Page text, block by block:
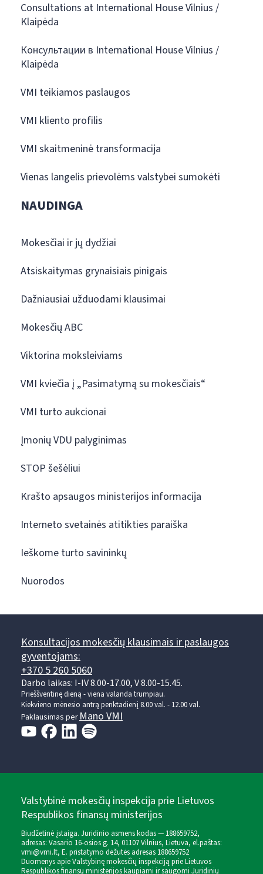
Consultations at International House Vilnius /
Klaipėda
Консультации в International House Vilnius /
Klaipėda
VMI teikiamos paslaugos
VMI kliento profilis
VMI skaitmeninė transformacija
Vienas langelis prievolėms valstybei sumokėti
NAUDINGA
Mokesčiai ir jų dydžiai
Atsiskaitymas grynaisiais pinigais
Dažniausiai užduodami klausimai
Mokesčių ABC
Viktorina moksleiviams
VMI kviečia į „Pasimatymą su mokesčiais“
VMI turto aukcionai
Įmonių VDU palyginimas
STOP šešėliui
Krašto apsaugos ministerijos informacija
Interneto svetainės atitikties paraiška
Ieškome turto savininkų
Nuorodos
Konsultacijos mokesčių klausimais ir paslaugos
gyventojams:
+370 5 260 5060
Darbo laikas: I-IV 8.00-17.00, V 8.00-15.45.
Prieššventinę dieną - viena valanda trumpiau.
Kiekvieno mėnesio antrą penktadienį 8.00 val. - 12.00 val.
Paklausimas perMano VMI
Valstybinė mokesčių inspekcija prie Lietuvos
Respublikos finansų ministerijos
Biudžetinė įstaiga. Juridinio asmens kodas — 188659752,
adresas: Vasario 16-osios g. 14, 01107 Vilnius, Lietuva, el.paštas:
vmi@vmi.lt, E. pristatymo dėžutės adresas 188659752
Duomenys apie Valstybinę mokesčių inspekciją prie Lietuvos
Respublikos finansų ministerijos kaupiami ir saugomi Juridinių